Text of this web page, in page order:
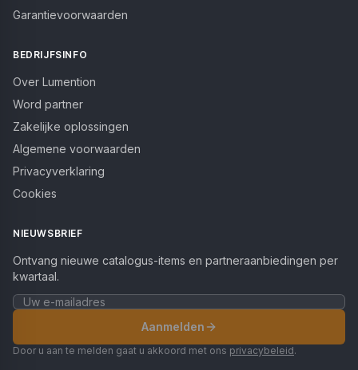
Garantievoorwaarden
BEDRIJFSINFO
Over Lumention
Word partner
Zakelijke oplossingen
Algemene voorwaarden
Privacyverklaring
Cookies
NIEUWSBRIEF
Ontvang nieuwe catalogus-items en partneraanbiedingen per
kwartaal.
Aanmelden
Door u aan te melden gaat u akkoord met ons privacybeleid.